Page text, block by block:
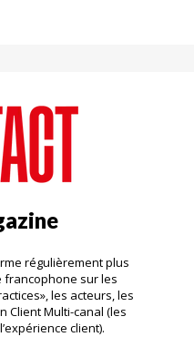
régulièrement plus
francophone sur les
les acteurs, les
Client Multi-canal (les
client).